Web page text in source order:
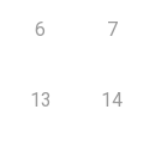
6 7
13 14